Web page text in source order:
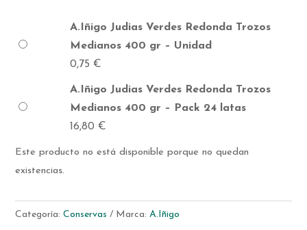
A.Iñigo Judias Verdes Redonda Trozos
Medianos 400 gr – Unidad
0,75€
A.Iñigo Judias Verdes Redonda Trozos
Medianos 400 gr – Pack 24 latas
16,80€
Este producto no está disponible porque no quedan
existencias.
Categoría:Conservas Marca:A.Iñigo